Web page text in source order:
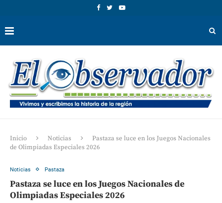
Inicio Noticias
Pastaza se luce en los Juegos Nacionales
de Olimpiadas Especiales 2026
Noticias Pastaza
Pastaza se luce en los Juegos Nacionales de
Olimpiadas Especiales 2026